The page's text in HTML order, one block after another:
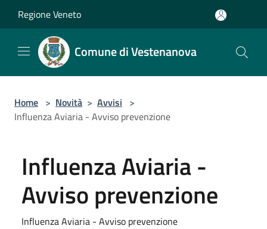
Regione Veneto
Comune di Vestenanova
Home > Novità > Avvisi >
Influenza Aviaria - Avviso prevenzione
Influenza Aviaria -
Avviso prevenzione
Influenza Aviaria - Avviso prevenzione